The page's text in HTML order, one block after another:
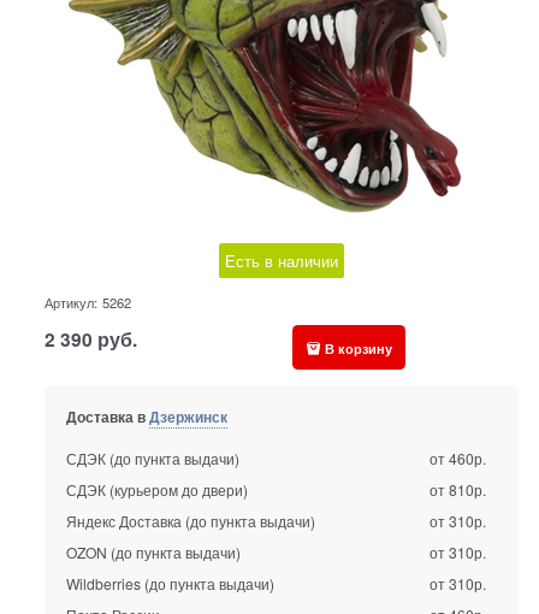
Есть в наличии
Артикул: 5262
2 390 руб. В корзину
Доставка вДзержинск
СДЭК (до пункта выдачи)
от 460р.
СДЭК (курьером до двери)
от 810р.
Яндекс Доставка (до пункта выдачи)
от 310р.
OZON (до пункта выдачи)
от 310р.
Wildberries (до пункта выдачи)
от 310р.